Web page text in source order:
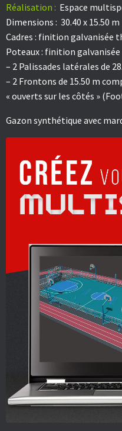
Réalisation : Espace
Dimensions : 30.40 x 15.50 m
Cadres : finition galvanisée
Poteaux : finition
– 2 Palissades latérales de
– 2 Frontons de 15.50 m
« ouverts sur les côtés »
Gazon synthétique avec